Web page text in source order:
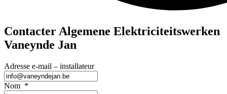
Contacter Algemene Elektriciteitswerken
Vaneynde Jan
Adresse e-mail – installateur
Nom *